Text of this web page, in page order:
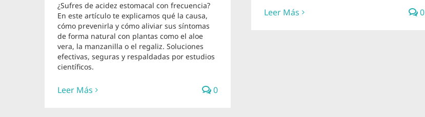
¿Sufres de acidez estomacal con frecuencia?
En este artículo te explicamos qué la causa,
cómo prevenirla y cómo aliviar sus síntomas
de forma natural con plantas como el aloe
vera, la manzanilla o el regaliz. Soluciones
efectivas, seguras y respaldadas por estudios
científicos.
Leer Más 0
Leer Más 0